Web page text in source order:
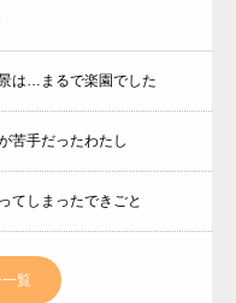
は…まるで楽園でした
苦手だったわたし
てしまったできごと
覧